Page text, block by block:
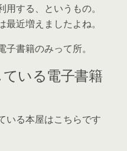
する、というもの。
近増えましたよね。
書籍のみって所。
いる電子書籍
いる本屋はこちらです